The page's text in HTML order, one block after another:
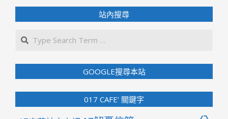
站內搜尋
GOOGLE搜尋本站
017 CAFE’ 關鍵字